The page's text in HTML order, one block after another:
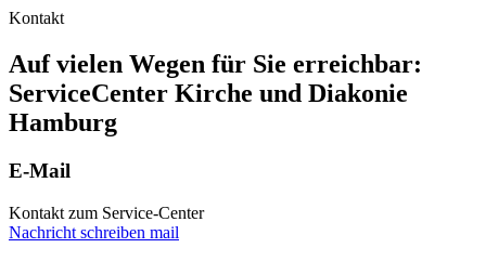
Kontakt
Auf vielen Wegen für Sie erreichbar:
ServiceCenter Kirche und Diakonie
Hamburg
E-Mail
Kontakt zum Service-Center
Nachricht schreiben mail